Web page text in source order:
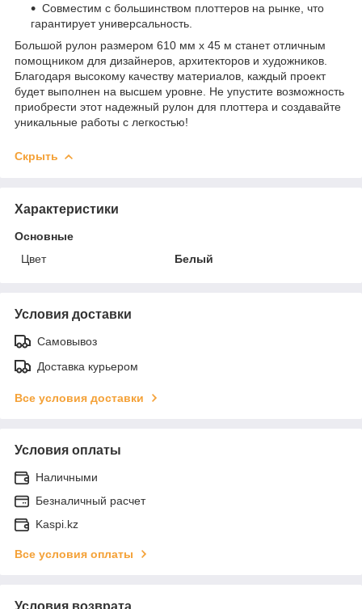
Совместим с большинством плоттеров на рынке, что
гарантирует универсальность.
Большой рулон размером 610 мм х 45 м станет отличным
помощником для дизайнеров, архитекторов и художников.
Благодаря высокому качеству материалов, каждый проект
будет выполнен на высшем уровне. Не упустите возможность
приобрести этот надежный рулон для плоттера и создавайте
уникальные работы с легкостью!
Скрыть
Характеристики
Основные
Цвет
Белый
Условия доставки
Самовывоз
Доставка курьером
Все условия доставки
Условия оплаты
Наличными
Безналичный расчет
Kaspi.kz
Все условия оплаты
Условия возврата